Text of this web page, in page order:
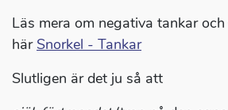
Läs mera om negativa tankar
här Snorkel - Tankar
Slutligen är det ju så att